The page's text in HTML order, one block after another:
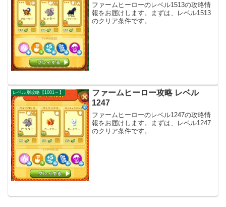
ファームヒーローのレベル1513の攻略情
報をお届けします。まずは、レベル1513
のクリア条件です。
レベル別攻略【1001～】
ファームヒーロー攻略 レベル
1247
ファームヒーローのレベル1247の攻略情
報をお届けします。まずは、レベル1247
のクリア条件です。